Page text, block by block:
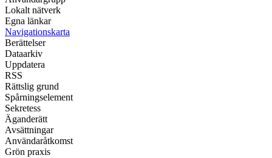
Lokalt nätverk
Egna länkar
Navigationskarta
Berättelser
Dataarkiv
Uppdatera
RSS
Rättslig grund
Spårningselement
Sekretess
Äganderätt
Avsättningar
Användaråtkomst
Grön praxis